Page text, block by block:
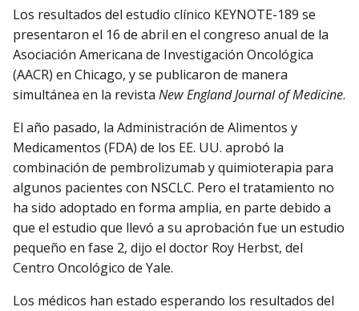
Los resultados del estudio clínico KEYNOTE-189 se
presentaron el 16 de abril en el congreso anual de la
Asociación Americana de Investigación Oncológica
(AACR) en Chicago, y se publicaron de manera
simultánea en la revista New England Journal of Medicine.
El año pasado, la Administración de Alimentos y
Medicamentos (FDA) de los EE. UU. aprobó la
combinación de pembrolizumab y quimioterapia para
algunos pacientes con NSCLC. Pero el tratamiento no
ha sido adoptado en forma amplia, en parte debido a
que el estudio que llevó a su aprobación fue un estudio
pequeño en fase 2, dijo el doctor Roy Herbst, del
Centro Oncológico de Yale.
Los médicos han estado esperando los resultados del